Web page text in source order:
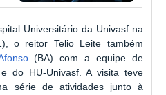
Universitário da Univasf na
o reitor Telio Leite também
(BA) com a equipe de
do HU-Univasf. A visita teve
série de atividades junto à